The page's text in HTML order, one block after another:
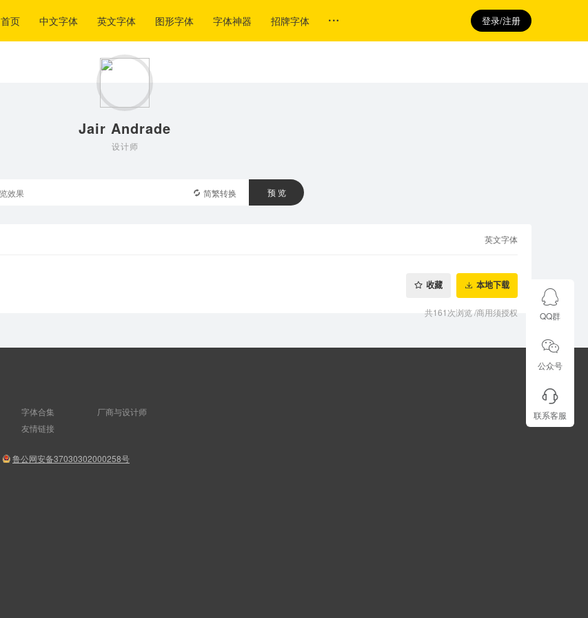
首页 中文字体 英文字体 图形字体 字体神器 招牌字体 登录/注册
Jair Andrade
设计师
预 览
简繁转换
英文字体
收藏 本地下载
共161次浏览/商用须授权
字体合集
厂商与设计师
友情链接
鲁公网安备37030302000258号
QQ群
公众号
联系客服